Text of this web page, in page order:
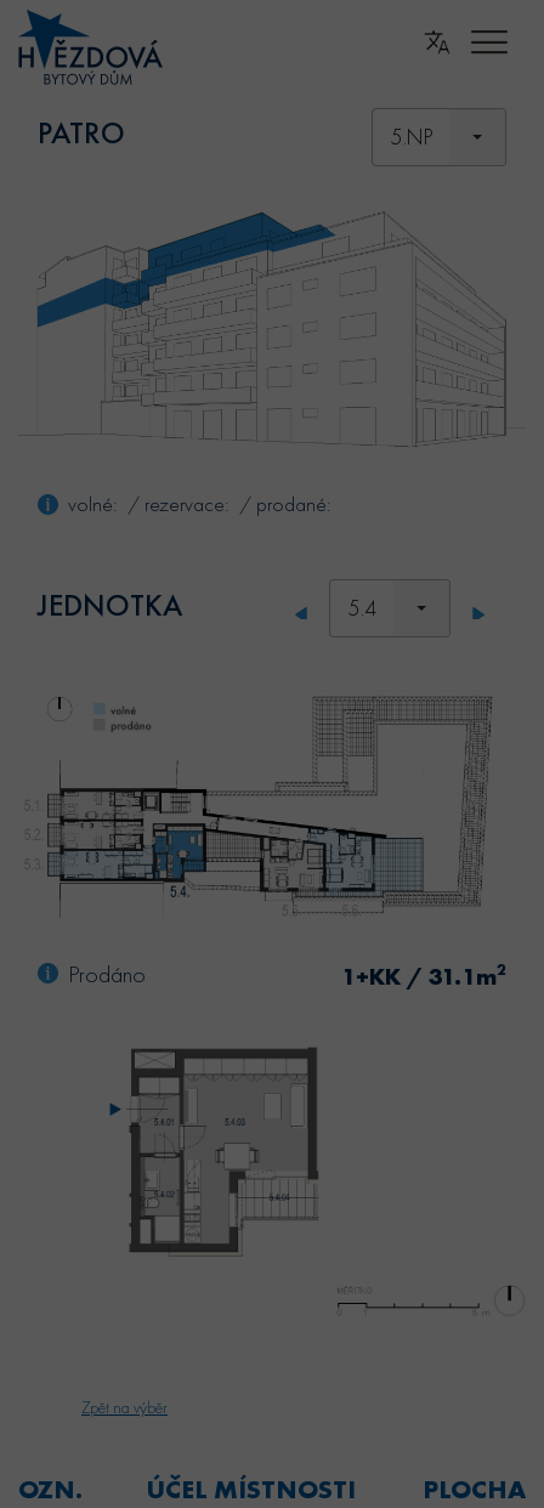
PATRO 5.NP
volné: / rezervace: / prodané:
JEDNOTKA 5.4
Prodáno 1+KK / 31.1m2
Zpět na výběr
OZN. ÚČEL MÍSTNOSTI PLOCHA